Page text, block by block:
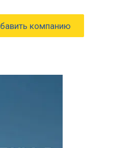
компанию